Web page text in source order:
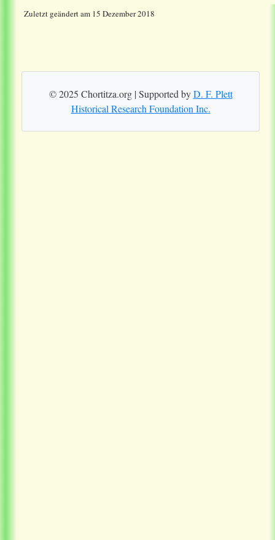
Zuletzt geändert am 15 Dezember 2018
© 2025 Chortitza.org | Supported byD. F. Plett
Historical Research Foundation Inc.